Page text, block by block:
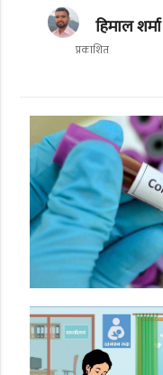
हिमाल शर्मा
प्रकाशित